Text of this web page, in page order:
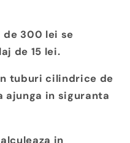
de 300 lei se
de 15 lei.
tuburi cilindrice de
ajunga in siguranta
in